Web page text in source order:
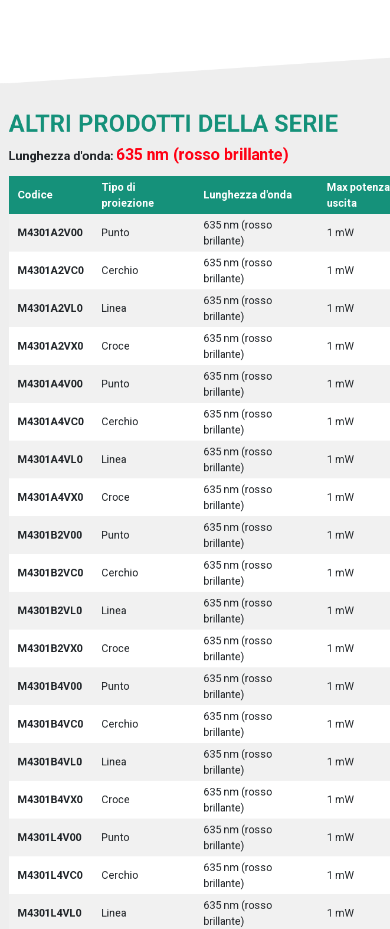
ALTRI PRODOTTI DELLA SERIE
Lunghezza d'onda: 635 nm (rosso brillante)
Codice
Tipo di
proiezione
Lunghezza d'onda
Max potenza
uscita
M4301A2V00 Punto
635 nm (rosso
brillante)
1 mW
M4301A2VC0 Cerchio
635 nm (rosso
brillante)
1 mW
M4301A2VL0 Linea
635 nm (rosso
brillante)
1 mW
M4301A2VX0 Croce
635 nm (rosso
brillante)
1 mW
M4301A4V00 Punto
635 nm (rosso
brillante)
1 mW
M4301A4VC0 Cerchio
635 nm (rosso
brillante)
1 mW
M4301A4VL0 Linea
635 nm (rosso
brillante)
1 mW
M4301A4VX0 Croce
635 nm (rosso
brillante)
1 mW
M4301B2V00 Punto
635 nm (rosso
brillante)
1 mW
M4301B2VC0 Cerchio
635 nm (rosso
brillante)
1 mW
M4301B2VL0 Linea
635 nm (rosso
brillante)
1 mW
M4301B2VX0 Croce
635 nm (rosso
brillante)
1 mW
M4301B4V00 Punto
635 nm (rosso
brillante)
1 mW
M4301B4VC0 Cerchio
635 nm (rosso
brillante)
1 mW
M4301B4VL0 Linea
635 nm (rosso
brillante)
1 mW
M4301B4VX0 Croce
635 nm (rosso
brillante)
1 mW
M4301L4V00 Punto
635 nm (rosso
brillante)
1 mW
M4301L4VC0 Cerchio
635 nm (rosso
brillante)
1 mW
M4301L4VL0 Linea
635 nm (rosso
brillante)
1 mW